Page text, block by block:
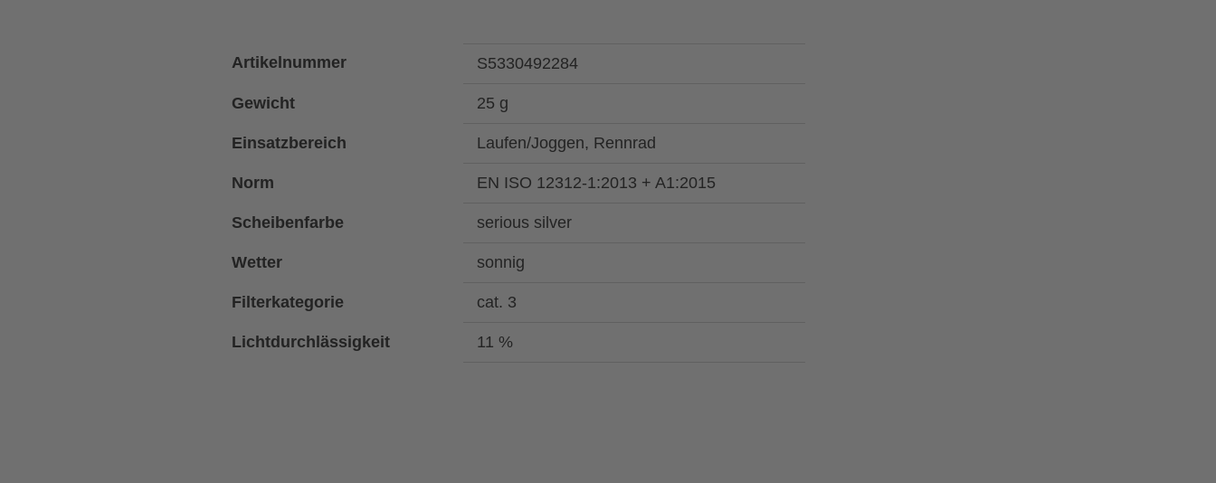
Artikelnummer S5330492284
Gewicht 25 g
Einsatzbereich Laufen/Joggen, Rennrad
Norm EN ISO 12312-1:2013 + A1:2015
Scheibenfarbe serious silver
Wetter sonnig
Filterkategorie cat. 3
Lichtdurchlässigkeit 11 %